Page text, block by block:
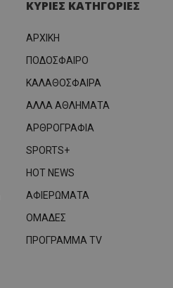
ΚΥΡΙΕΣ ΚΑΤΗΓΟΡΙΕΣ
ΑΡΧΙΚΗ
ΠΟΔΟΣΦΑΙΡΟ
ΚΑΛΑΘΟΣΦΑΙΡΑ
ΑΛΛΑ ΑΘΛΗΜΑΤΑ
ΑΡΘΡΟΓΡΑΦΙΑ
SPORTS+
HOT NEWS
ΑΦΙΕΡΩΜΑΤΑ
ΟΜΑΔΕΣ
ΠΡΟΓΡΑΜΜΑ TV